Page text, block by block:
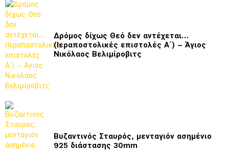
Δρόμος δίχως Θεό δεν αντέχεται…
(Ιεραποστολικές επιστολές Α΄) – Άγιος
Νικόλαος Βελιμίροβιτς
Βυζαντινός Σταυρός, μενταγιόν ασημένιο
925 διάστασης 30mm